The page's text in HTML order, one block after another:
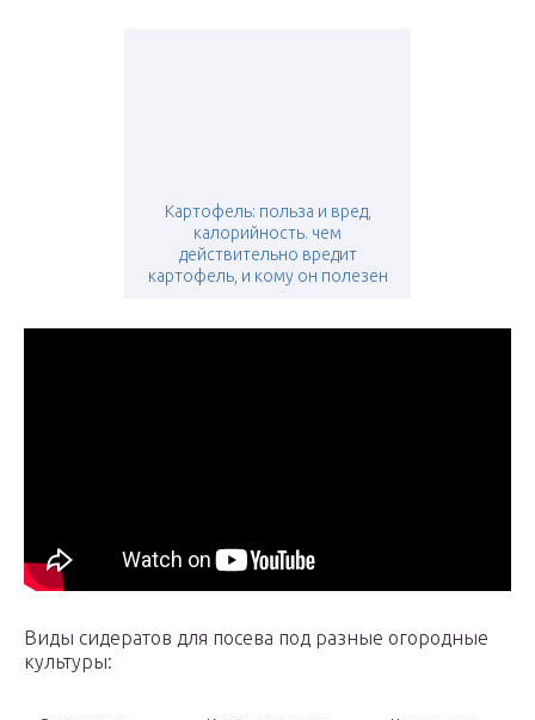
Картофель: польза и вред,
калорийность. чем
действительно вредит
картофель, и кому он полезен
Виды сидератов для посева под разные огородные
культуры: